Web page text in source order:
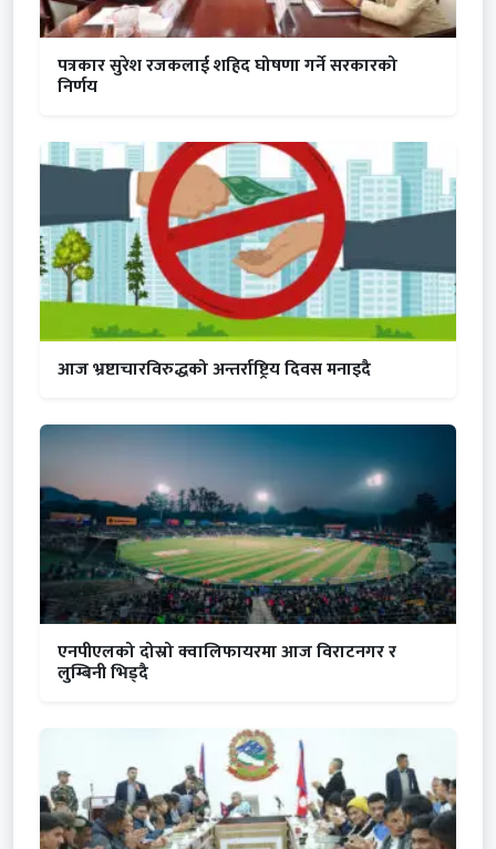
पत्रकार सुरेश रजकलाई शहिद घोषणा गर्ने सरकारको
निर्णय
आज भ्रष्टाचारविरुद्धको अन्तर्राष्ट्रिय दिवस मनाइदै
एनपीएलको दोस्रो क्वालिफायरमा आज विराटनगर र
लुम्बिनी भिड्दै